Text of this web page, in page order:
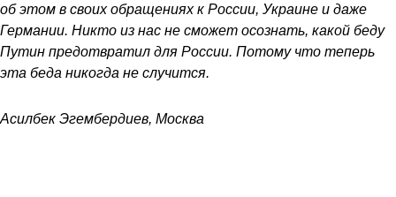
об этом в своих обращениях к России, Украине и даже
Германии. Никто из нас не сможет осознать, какой беду
Путин предотвратил для России. Потому что теперь
эта беда никогда не случится.
Асилбек Эгембердиев, Москва